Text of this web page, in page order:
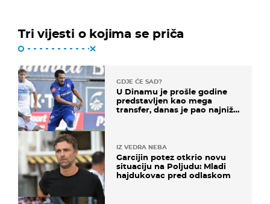
Tri vijesti o kojima se priča
GDJE ĆE SAD?
U Dinamu je prošle godine
predstavljen kao mega
transfer, danas je pao najniže
IZ VEDRA NEBA
Garcijin potez otkrio novu
situaciju na Poljudu: Mladi
hajdukovac pred odlaskom